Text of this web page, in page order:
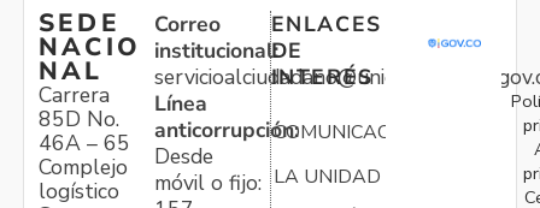
SEDE
NACIO
NAL
Carrera
85D No.
46A – 65
Complejo
logístico
Correo
institucional:
Línea
anticorrupción:
Desde
móvil o fijo:
ENLACES
DE
INTERÉS
COMUNICACIONES
LA UNIDAD